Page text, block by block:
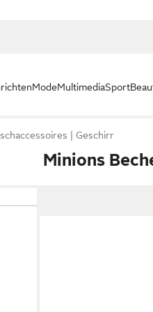
ModeMultimediaSport
Geschirr
Minions